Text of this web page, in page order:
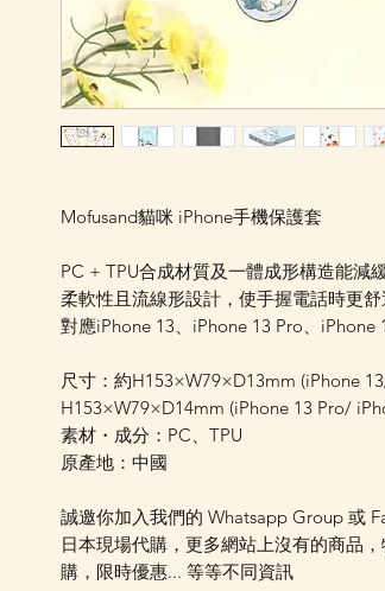
Mofusand貓咪 iPhone手機保護套
PC + TPU合成材質及一體成形構造能減
柔軟性且流線形設計，使手握電話時更舒
對應iPhone 13、iPhone 13 Pro、iPhone
尺寸：約H153×W79×D13mm (iPhone
H153×W79×D14mm (iPhone 13 Pro/
素材・成分：PC、TPU
原產地：中國
誠邀你加入我們的 Whatsapp Group 或
日本現場代購，更多網站上沒有的商品
購，限時優惠... 等等不同資訊